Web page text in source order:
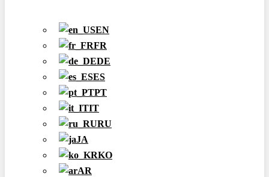
EN
FR
DE
ES
PT
IT
RU
JA
KO
AR